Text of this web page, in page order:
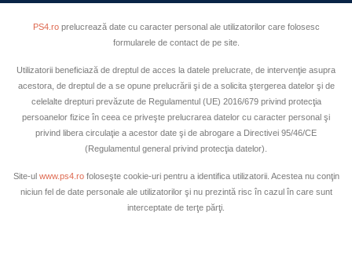
PS4.roprelucrează date cu caracter personal ale utilizatorilor care folosesc
formularele de contact de pe site.
Utilizatorii beneficiază de dreptul de acces la datele prelucrate, de intervenţie asupra
acestora, de dreptul de a se opune prelucrării şi de a solicita ştergerea datelor şi de
celelalte drepturi prevăzute de Regulamentul (UE) 2016/679 privind protecţia
persoanelor fizice în ceea ce priveşte prelucrarea datelor cu caracter personal şi
privind libera circulaţie a acestor date şi de abrogare a Directivei 95/46/CE
(Regulamentul general privind protecţia datelor).
Site-ul www.ps4.rofoloseşte cookie-uri pentru a identifica utilizatorii. Acestea nu conţin
niciun fel de date personale ale utilizatorilor şi nu prezintă risc în cazul în care sunt
interceptate de terţe părţi.